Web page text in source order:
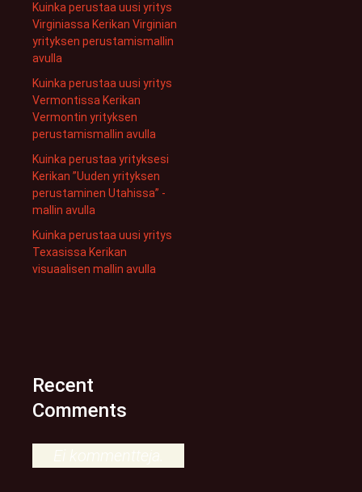
Kuinka perustaa uusi yritys
Virginiassa Kerikan Virginian
yrityksen perustamismallin
avulla
Kuinka perustaa uusi yritys
Vermontissa Kerikan
Vermontin yrityksen
perustamismallin avulla
Kuinka perustaa yrityksesi
Kerikan ”Uuden yrityksen
perustaminen Utahissa” -
mallin avulla
Kuinka perustaa uusi yritys
Texasissa Kerikan
visuaalisen mallin avulla
Recent
Comments
Ei kommentteja.